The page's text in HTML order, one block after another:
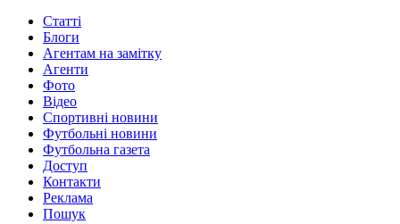
Статті
Блоги
Агентам на замітку
Агенти
Фото
Відео
Спортивні новини
Футбольні новини
Футбольна газета
Доступ
Контакти
Реклама
Пошук